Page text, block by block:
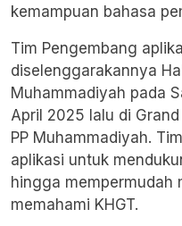
kemampuan bahasa
Tim Pengembang
diselenggarakannya
Muhammadiyah pada
April 2025 lalu di
PP Muhammadiyah.
aplikasi untuk
hingga mempermudah
memahami KHGT.